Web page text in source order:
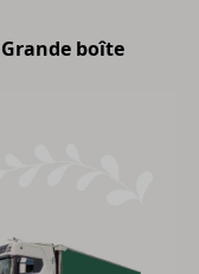
Grande boîte